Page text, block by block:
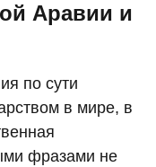
Аравии и
по сути
в мире, в
фразами не